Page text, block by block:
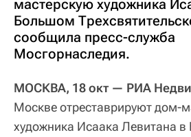
мастерскую художника
Большом
сообщила пресс-служба
Мосгорнаследия.
МОСКВА, 18 окт — РИА
Москве отреставрируют дом-
художника Исаака Левитана